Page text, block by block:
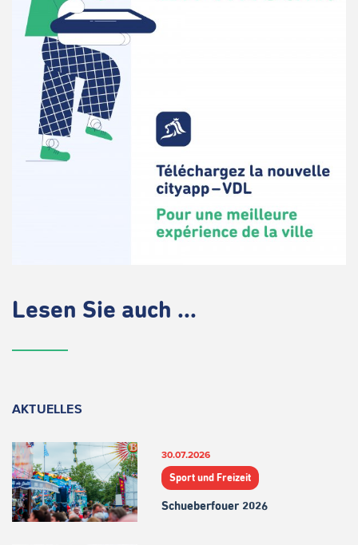
Lesen Sie auch ...
AKTUELLES
30.07.2026
Sport und Freizeit
Schueberfouer 2026